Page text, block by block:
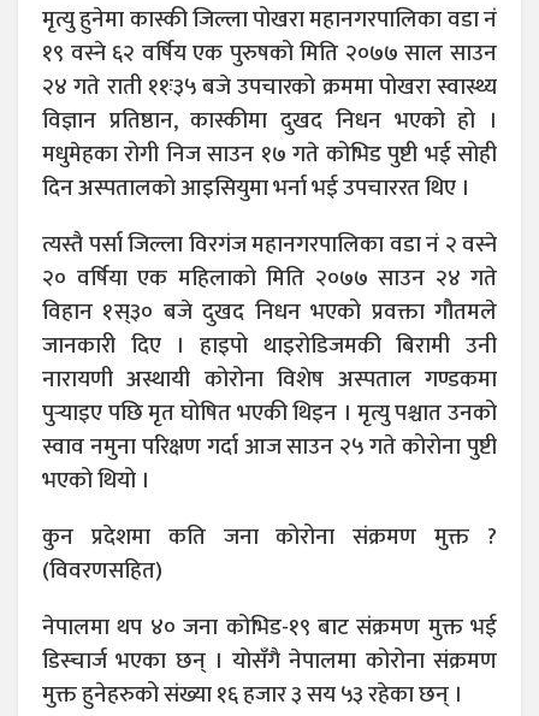
मृत्यु हुनेमा कास्की जिल्ला पोखरा महानगरपालिका वडा नं
१९ वस्ने ६२ वर्षिय एक पुरुषको मिति २०७७ साल साउन
२४ गते राती ११ः३५ बजे उपचारको क्रममा पोखरा स्वास्थ्य
विज्ञान प्रतिष्ठान, कास्कीमा दुखद निधन भएको हो ।
मधुमेहका रोगी निज साउन १७ गते कोभिड पुष्टी भई सोही
दिन अस्पतालको आइसियुमा भर्ना भई उपचाररत थिए ।
त्यस्तै पर्सा जिल्ला विरगंज महानगरपालिका वडा नं २ वस्ने
२० वर्षिया एक महिलाको मिति २०७७ साउन २४ गते
विहान १स्३० बजे दुखद निधन भएको प्रवक्ता गौतमले
जानकारी दिए । हाइपो थाइरोडिजमकी बिरामी उनी
नारायणी अस्थायी कोरोना विशेष अस्पताल गण्डकमा
पुऱ्याइए पछि मृत घोषित भएकी थिइन । मृत्यु पश्चात उनको
स्वाव नमुना परिक्षण गर्दा आज साउन २५ गते कोरोना पुष्टी
भएको थियो ।
कुन प्रदेशमा कति जना कोरोना संक्रमण मुक्त ?
(विवरणसहित)
नेपालमा थप ४० जना कोभिड-१९ बाट संक्रमण मुक्त भई
डिस्चार्ज भएका छन् । योसँगै नेपालमा कोरोना संक्रमण
मुक्त हुनेहरुको संख्या १६ हजार ३ सय ५३ रहेका छन् ।